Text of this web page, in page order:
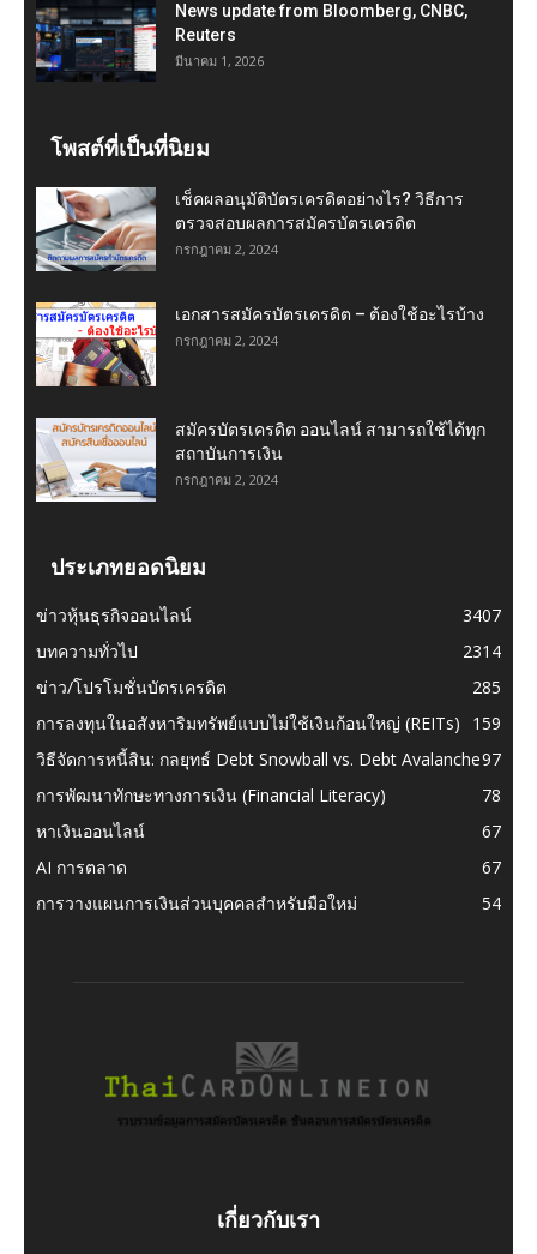
News update from Bloomberg, CNBC,
Reuters
มีนาคม 1, 2026
โพสต์ที่เป็นที่นิยม
เช็คผลอนุมัติบัตรเครดิตอย่างไร? วิธีการ
ตรวจสอบผลการสมัครบัตรเครดิต
กรกฎาคม 2, 2024
เอกสารสมัครบัตรเครดิต – ต้องใช้อะไรบ้าง
กรกฎาคม 2, 2024
สมัครบัตรเครดิต ออนไลน์ สามารถใช้ได้ทุก
สถาบันการเงิน
กรกฎาคม 2, 2024
ประเภทยอดนิยม
ข่าวหุ้นธุรกิจออนไลน์
3407
บทความทั่วไป
2314
ข่าว/โปรโมชั่นบัตรเครดิต
285
การลงทุนในอสังหาริมทรัพย์แบบไม่ใช้เงินก้อนใหญ่ (REITs)
159
วิธีจัดการหนี้สิน: กลยุทธ์ Debt Snowball vs. Debt Avalanche97
การพัฒนาทักษะทางการเงิน (Financial Literacy)
78
หาเงินออนไลน์
67
AI การตลาด
67
การวางแผนการเงินส่วนบุคคลสำหรับมือใหม่
54
เกี่ยวกับเรา